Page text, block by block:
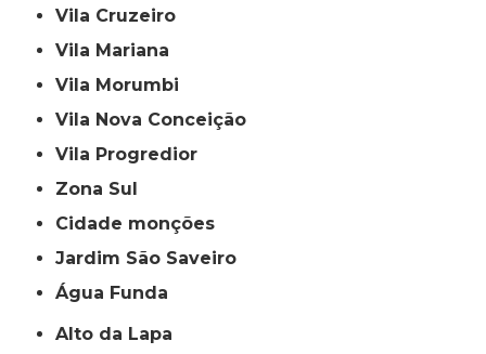
Vila Cruzeiro
Vila Mariana
Vila Morumbi
Vila Nova Conceição
Vila Progredior
Zona Sul
cidade monções
jardim São Saveiro
Água Funda
Alto da Lapa